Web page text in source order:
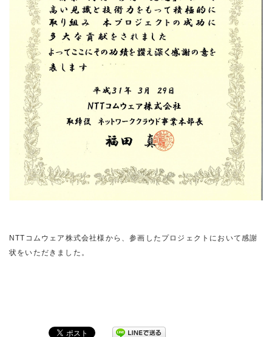
NTTコムウェア株式会社様から、参画したプロジェクトにおいて感謝
状をいただきました。